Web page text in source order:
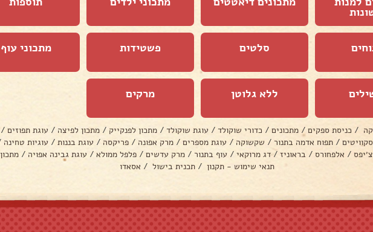
סלטים פשטידות מתכוני עוף
ללא גלוטן מרקים
/ כניסת ספקים / מתכונים / כדורי שוקולד / עוגת שוקולד / מתכון לפנקייק / מתכון לפיצה / עוגת תפוזים /
/ תפוח אדמה בתנור / שקשוקה / עוגת מספרים / מרק אפונה / פריקסה / עוגת בננות / עוגיות טחינה
/ אלפחורס / בראוניז / דג מרוקאי / עוף בתנור / מרק עדשים / פלפל ממולא / עוגת גבינה אפויה /
תנאי שימוש - תקנון / תכנית בישול / אסאדו